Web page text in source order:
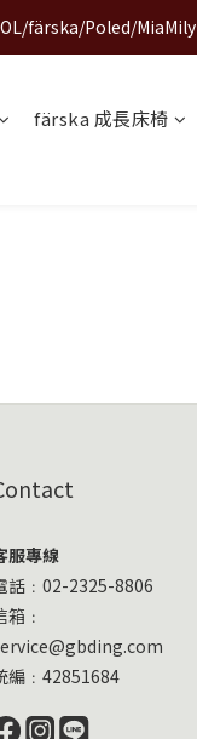
展｜套票熱賣中
färska/Poled/MiaMily
färska 成長床椅
服專線
話﹕02-2325-8806
箱﹕
編﹕42851684